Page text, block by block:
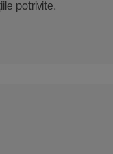
potri­vite.